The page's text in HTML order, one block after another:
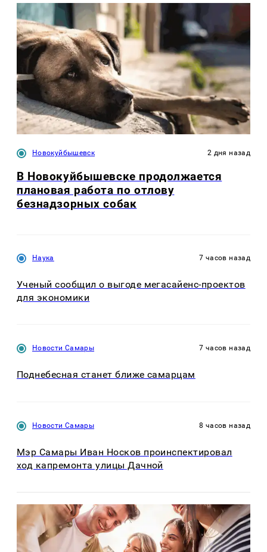
Новокуйбышевск 2 дня назад
В Новокуйбышевске продолжается
плановая работа по отлову
безнадзорных собак
Наука 7 часов назад
Ученый сообщил о выгоде мегасайенс-проектов
для экономики
Новости Самары 7 часов назад
Поднебесная станет ближе самарцам
Новости Самары 8 часов назад
Мэр Самары Иван Носков проинспектировал
ход капремонта улицы Дачной